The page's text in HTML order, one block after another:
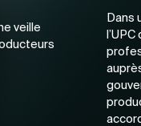
veille
Dans